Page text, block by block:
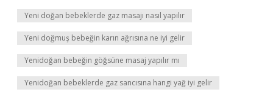
Yeni doğan bebeklerde gaz masajı nasıl yapılır
Yeni doğmuş bebeğin karın ağrısına ne iyi gelir
Yenidoğan bebeğin göğsüne masaj yapılır mı
Yenidoğan bebeklerde gaz sancısına hangi yağ iyi gelir